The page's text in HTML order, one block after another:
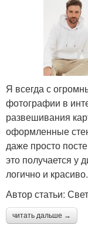
Я всегда с
фотографии в
развешивания
оформленные
даже просто
это получается у
логично и красиво.
Автор статьи:
читать дальше →